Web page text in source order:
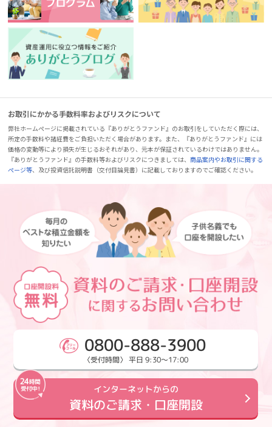
お取引にかかる手数料率およびリスクについて
弊社ホームページに掲載されている『ありがとうファンド』のお取引をしていただく際には、
所定の手数料や諸経費をご負担いただく場合があります。また、『ありがとうファンド』には
価格の変動等により損失が生じるおそれがあり、元本が保証されているわけではありません。
『ありがとうファンド』の手数料等およびリスクにつきましては、商品案内やお取引に関する
ページ等、及び投資信託説明書（交付目論見書）に記載しておりますのでご確認ください。
0800-888-3900
〈受付時間〉 平日 9:30～17:00
インターネットからの
資料のご請求・口座開設